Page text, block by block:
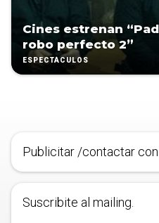
Cines estrenan
robo perfecto 2”
ESPECTÁCULOS
Publicitar /contactar
Suscribite al mailing.